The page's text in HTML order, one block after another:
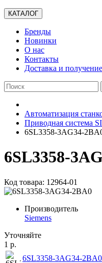
КАТАЛОГ
Бренды
Новинки
О нас
Контакты
Доставка и получение
Автоматизация
Приводная система
6SL3358-3AG34-
6SL3358-
Код товара: 12964-01
Производитель
Siemens
Уточняйте
1 р.
6SL3358-3AG34-